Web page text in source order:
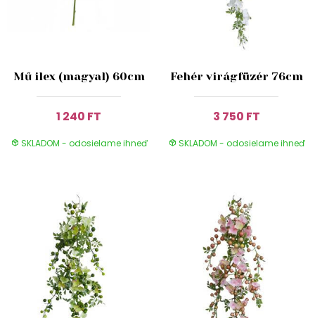
Mű ilex (magyal) 60cm
1 240 FT
SKLADOM - odosielame ihneď
Fehér virágfüzér 76cm
3 750 FT
SKLADOM - odosielame ihneď